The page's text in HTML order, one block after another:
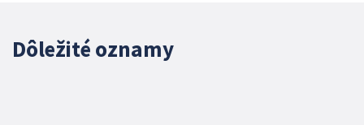
Dôležité oznamy